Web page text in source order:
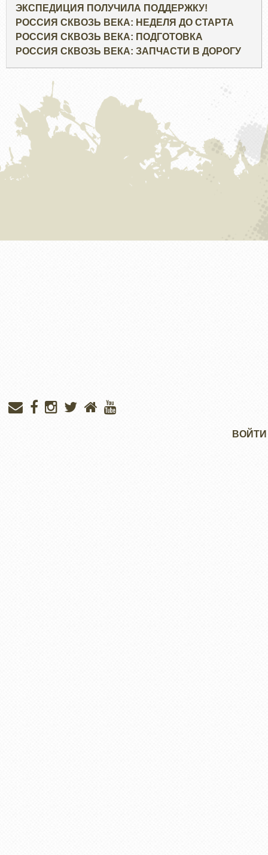
ЭКСПЕДИЦИЯ ПОЛУЧИЛА ПОДДЕРЖКУ!
РОССИЯ СКВОЗЬ ВЕКА: НЕДЕЛЯ ДО СТАРТА
РОССИЯ СКВОЗЬ ВЕКА: ПОДГОТОВКА
РОССИЯ СКВОЗЬ ВЕКА: ЗАПЧАСТИ В ДОРОГУ
ВОЙТИ